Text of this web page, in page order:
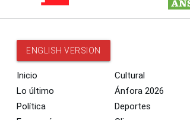
ENGLISH VERSION
Inicio
Lo último
Política
Cultural
Ánfora 2026
Deportes